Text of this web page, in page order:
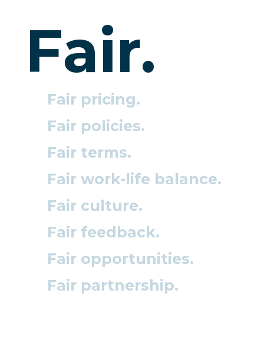
Fair.
Fair pricing.
Fair policies.
Fair terms.
Fair work-life balance.
Fair culture.
Fair feedback.
Fair opportunities.
Fair partnership.